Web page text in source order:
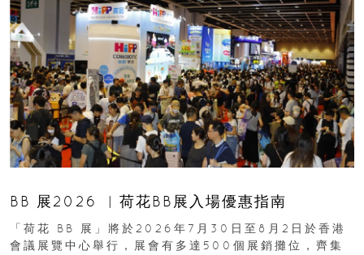
BB 展2026 ︳荷花BB展入場優惠指南
「荷花 BB 展」將於2026年7月30日至8月2日於香港
會議展覽中心舉行，展會有多達500個展銷攤位，齊集